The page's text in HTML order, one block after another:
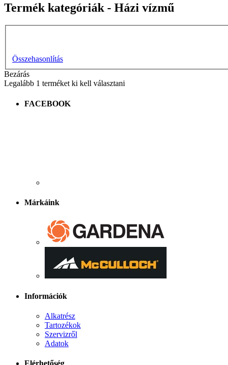
Termék kategóriák - Házi vízmű
Összehasonlítás
Bezárás
Legalább 1 terméket ki kell választani
FACEBOOK
Márkáink
Információk
Alkatrész
Tartozékok
Szervizről
Adatok